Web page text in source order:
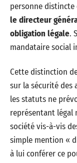
personne distincte
le directeur
obligation légale.
mandataire social
Cette distinction
sur la sécurité des
les statuts ne
représentant légal
société vis-à-vis
simple mention «
à lui conférer ce